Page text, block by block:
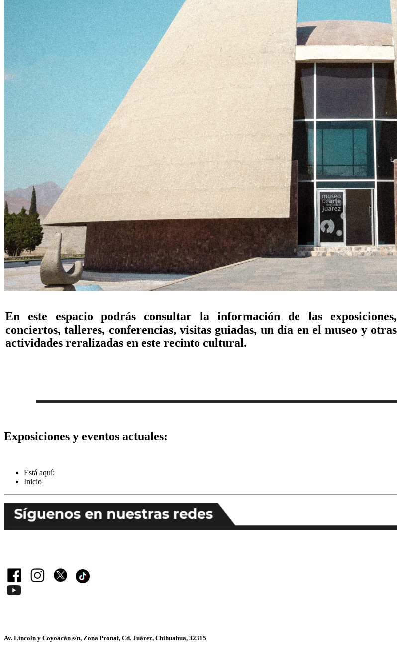
En este espacio podrás consultar la información de las exposiciones,
conciertos, talleres, conferencias, visitas guiadas, un día en el museo y otras
actividades reralizadas en este recinto cultural.
Exposiciones y eventos actuales:
Está aquí:
Inicio
Av. Lincoln y Coyoacán s/n, Zona Pronaf, Cd. Juárez, Chihuahua, 32315